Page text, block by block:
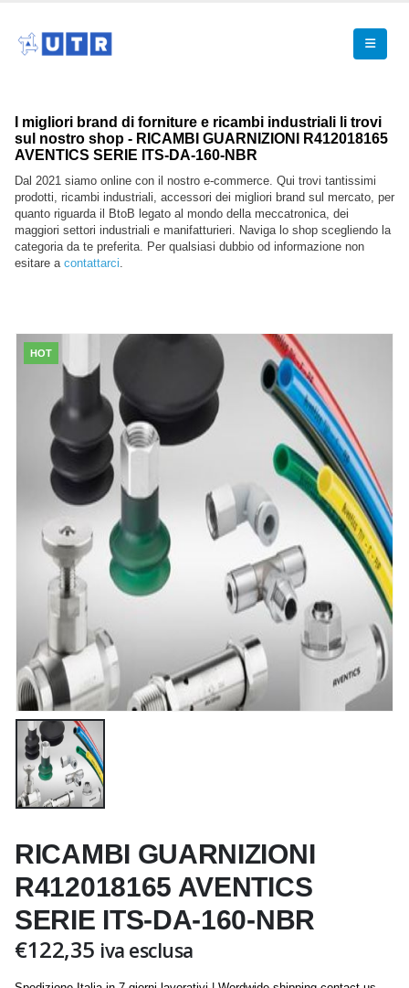
I migliori brand di forniture e ricambi industriali li trovi
sul nostro shop - RICAMBI GUARNIZIONI R412018165
AVENTICS SERIE ITS-DA-160-NBR
Dal 2021 siamo online con il nostro e-commerce. Qui trovi tantissimi
prodotti, ricambi industriali, accessori dei migliori brand sul mercato, per
quanto riguarda il BtoB legato al mondo della meccatronica, dei
maggiori settori industriali e manifatturieri. Naviga lo shop scegliendo la
categoria da te preferita. Per qualsiasi dubbio od informazione non
esitare a contattarci.
HOT
RICAMBI GUARNIZIONI
R412018165 AVENTICS
SERIE ITS-DA-160-NBR
€122,35 iva esclusa